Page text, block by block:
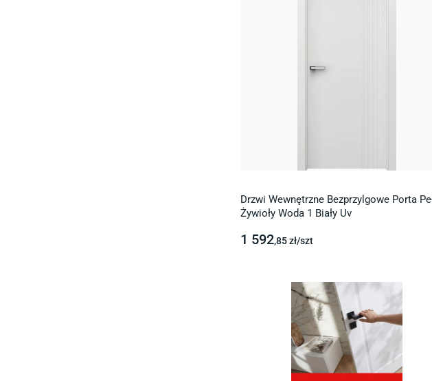
Drzwi Wewnętrzne Bezprzylgowe Porta
Żywioły Woda 1 Biały Uv
1 592,85zł/szt